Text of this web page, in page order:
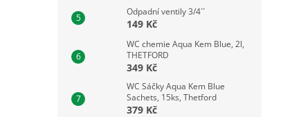
Odpadní ventily 3/4´´
149 Kč
WC chemie Aqua Kem Blue, 2l,
THETFORD
349 Kč
WC Sáčky Aqua Kem Blue
Sachets, 15ks, Thetford
379 Kč